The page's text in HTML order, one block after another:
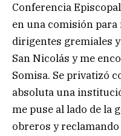
Conferencia
en una comisión
dirigentes gremiales
San Nicolás y me
Somisa. Se privatizó
absoluta una
me puse al lado de la
obreros y